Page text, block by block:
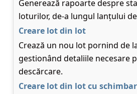
Generează rapoarte despre
loturilor, de-a lungul lanțului
Creare lot din lot
Crează un nou lot pornind de
gestionând detaliile necesare
descărcare.
Creare lot din lot cu